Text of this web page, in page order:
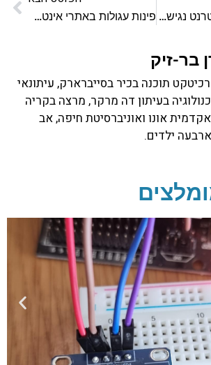
PDF באתרי אינטרנט נגישים פינות עגולות באתרי אינטרנט
בר-זיק
תוכנה בכיר בסייברארק, עיתונאי
בעיתון דה מרקר, מרצה בקריה
אונו ואוניברסיטת חיפה, אב
ילדים.